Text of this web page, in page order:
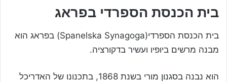
בית הכנסת הספרדי בפראג
בית הכנסת הספרדי(Spanelska Synagoga) בפראג הוא
מבנה מרשים ביופיו ועשיר בדקורציה.
הוא נבנה בסגנון מורי בשנת 1868, בתכנונו של האדריכל